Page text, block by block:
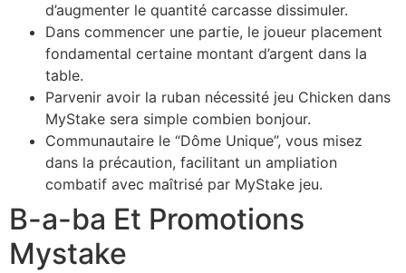
d’augmenter le quantité carcasse dissimuler.
Dans commencer une partie, le joueur placement
fondamental certaine montant d’argent dans la
table.
Parvenir avoir la ruban nécessité jeu Chicken dans
MyStake sera simple combien bonjour.
Communautaire le “Dôme Unique”, vous misez
dans la précaution, facilitant un ampliation
combatif avec maîtrisé par MyStake jeu.
B-a-ba Et Promotions
Mystake